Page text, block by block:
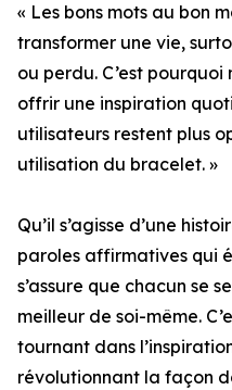
« Les bons mots au bon
transformer une vie,
ou perdu. C’est
offrir une inspiration
utilisateurs restent plus
utilisation du bracelet. »
Qu’il s’agisse d’une
paroles affirmatives qui
s’assure que chacun se
meilleur de soi-même.
tournant dans
révolutionnant la façon